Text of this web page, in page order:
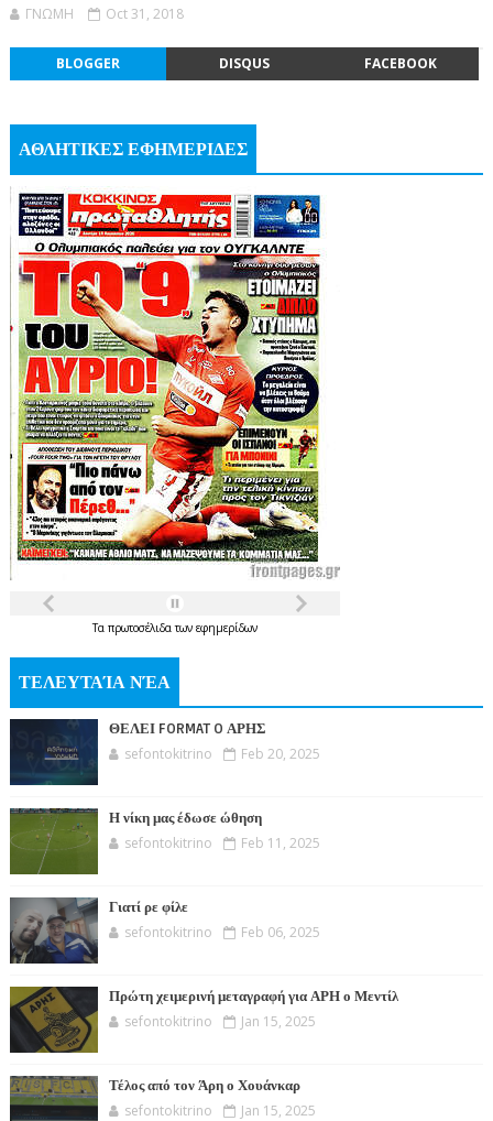
ΓΝΩΜΗ Oct 31, 2018
BLOGGER DISQUS FACEBOOK
ΑΘΛΗΤΙΚΕΣ ΕΦΗΜΕΡΙΔΕΣ
Τα πρωτοσέλιδατων εφημερίδων
ΤΕΛΕΥΤΑΊΑ ΝΈΑ
ΘΕΛΕΙ FORMAT O ΑΡΗΣ
sefontokitrino Feb 20, 2025
Η νίκη μας έδωσε ώθηση
sefontokitrino Feb 11, 2025
Γιατί ρε φίλε
sefontokitrino Feb 06, 2025
Πρώτη χειμερινή μεταγραφή για ΑΡΗ ο Μεντίλ
sefontokitrino Jan 15, 2025
Τέλος από τον Άρη ο Χουάνκαρ
sefontokitrino Jan 15, 2025